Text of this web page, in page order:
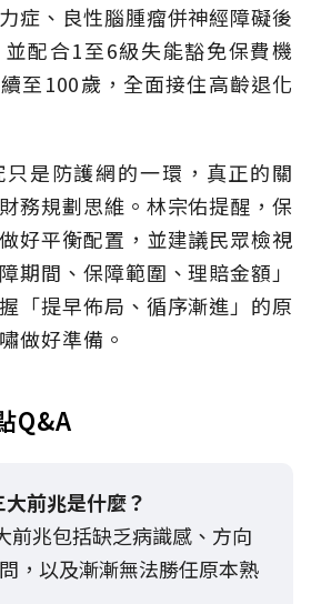
症、良性腦腫瘤併神經障礙後
配合1至6級失能豁免保費機
至100歲，全面接住高齡退化
是防護網的一環，真正的關
務規劃思維。 林宗佑提醒，保
好平衡配置，並建議民眾檢視
期間、保障範圍、理賠金額」
「提早佈局、循序漸進」的原
做好準備。
Q&A
前兆是什麼？
前兆包括缺乏病識感、方向
，以及漸漸無法勝任原本熟